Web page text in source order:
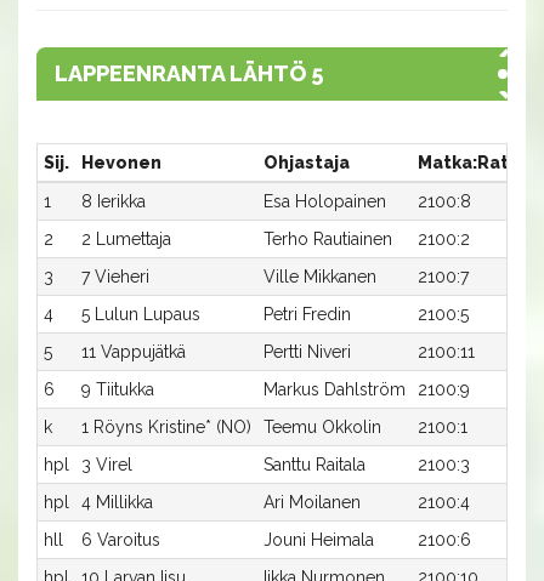
LAPPEENRANTA LÄHTÖ 5
Sij. Hevonen Ohjastaja Matka:Rata
1
8 Ierikka Esa Holopainen 2100:8
2
2 Lumettaja Terho Rautiainen 2100:2
3
7 Vieheri Ville Mikkanen 2100:7
4
5 Lulun Lupaus Petri Fredin 2100:5
5
11 Vappujätkä Pertti Niveri 2100:11
6
9 Tiitukka Markus Dahlström 2100:9
k
1 Röyns Kristine* (NO) Teemu Okkolin 2100:1
hpl
3 Virel Santtu Raitala 2100:3
hpl
4 Millikka Ari Moilanen 2100:4
hll
6 Varoitus Jouni Heimala 2100:6